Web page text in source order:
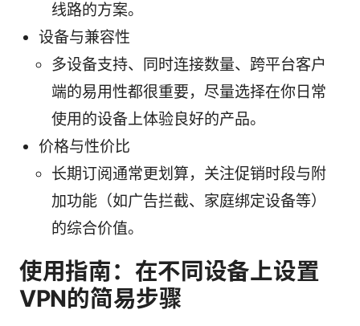
线路的方案。
设备与兼容性
多设备支持、同时连接数量、跨平台客户
端的易用性都很重要，尽量选择在你日常
使用的设备上体验良好的产品。
价格与性价比
长期订阅通常更划算，关注促销时段与附
加功能（如广告拦截、家庭绑定设备等）
的综合价值。
使用指南：在不同设备上设置
VPN的简易步骤